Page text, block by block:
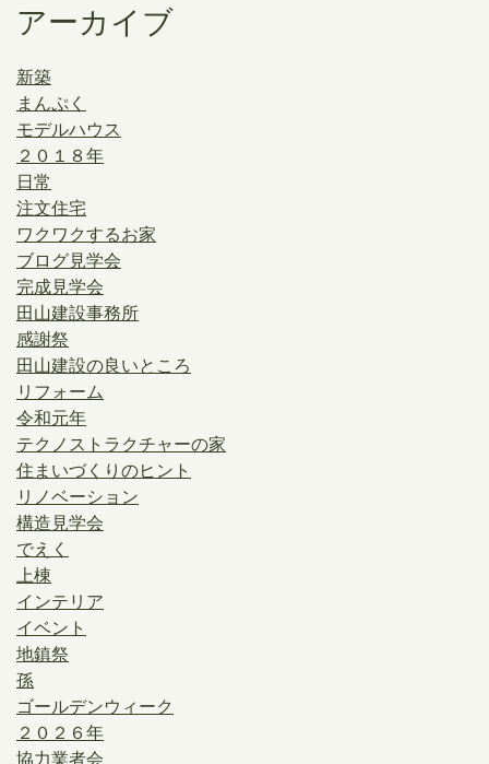
アーカイブ
新築
まんぷく
モデルハウス
２０１８年
日常
注文住宅
ワクワクするお家
ブログ見学会
完成見学会
田山建設事務所
感謝祭
田山建設の良いところ
リフォーム
令和元年
テクノストラクチャーの家
住まいづくりのヒント
リノベーション
構造見学会
でえく
上棟
インテリア
イベント
地鎮祭
孫
ゴールデンウィーク
２０２６年
協力業者会